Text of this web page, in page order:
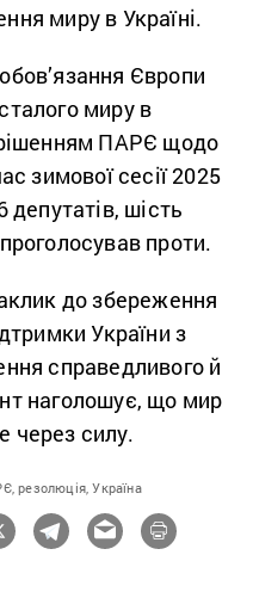
миру в Україні.
Європи
миру в
рішенням ПАРЄ щодо
зимової сесії 2025
шість
проти.
до збереження
України з
справедливого й
наголошує, що мир
через силу.
резолюція, Україна